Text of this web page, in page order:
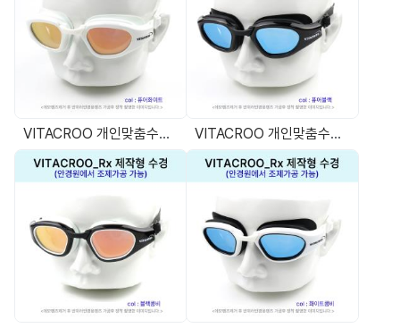
VITACROO 개인맞춤수경 Rx용 공테 수경 VITACROO 개인맞춤수경 Rx용 공테 수경